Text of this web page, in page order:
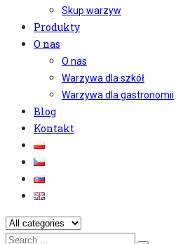
Skup warzyw
Produkty
O nas
O nas
Warzywa dla szkół
Warzywa dla gastronomii
Blog
Kontakt